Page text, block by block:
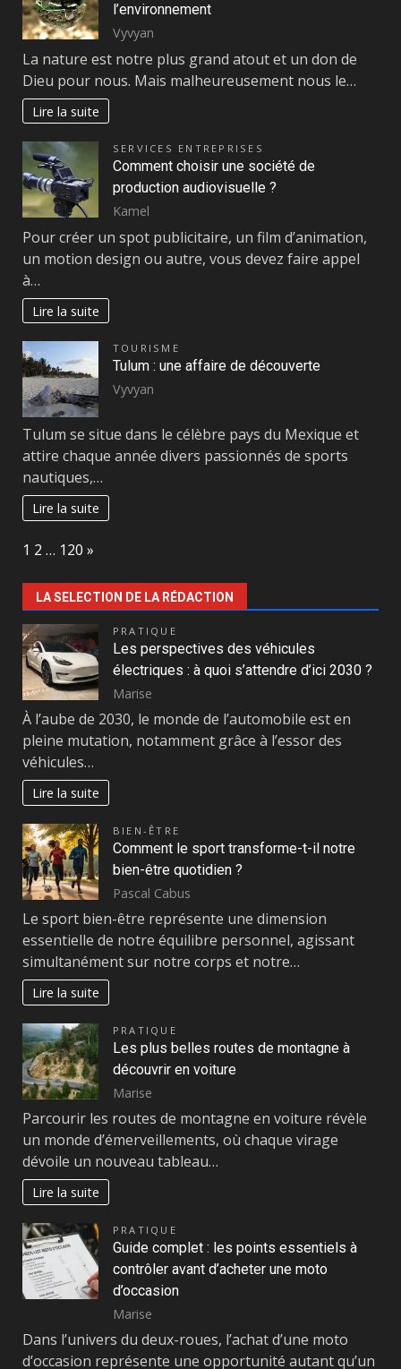
l’environnement
Vyvyan
La nature est notre plus grand atout et un don de
Dieu pour nous. Mais malheureusement nous le…
Lire la suite
SERVICES ENTREPRISES
Comment choisir une société de
production audiovisuelle ?
Kamel
Pour créer un spot publicitaire, un film d’animation,
un motion design ou autre, vous devez faire appel
à…
Lire la suite
TOURISME
Tulum : une affaire de découverte
Vyvyan
Tulum se situe dans le célèbre pays du Mexique et
attire chaque année divers passionnés de sports
nautiques,…
Lire la suite
Page:
1 2 … 120 Next
»
LA SELECTION DE LA RÉDACTION
PRATIQUE
Les perspectives des véhicules
électriques : à quoi s’attendre d’ici 2030 ?
Marise
À l’aube de 2030, le monde de l’automobile est en
pleine mutation, notamment grâce à l’essor des
véhicules…
Lire la suite
BIEN-ÊTRE
Comment le sport transforme-t-il notre
bien-être quotidien ?
Pascal Cabus
Le sport bien-être représente une dimension
essentielle de notre équilibre personnel, agissant
simultanément sur notre corps et notre…
Lire la suite
PRATIQUE
Les plus belles routes de montagne à
découvrir en voiture
Marise
Parcourir les routes de montagne en voiture révèle
un monde d’émerveillements, où chaque virage
dévoile un nouveau tableau…
Lire la suite
PRATIQUE
Guide complet : les points essentiels à
contrôler avant d’acheter une moto
d’occasion
Marise
Dans l’univers du deux-roues, l’achat d’une moto
d’occasion représente une opportunité autant qu’un